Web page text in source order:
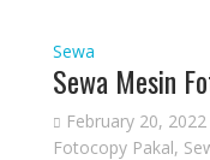
Sewa
Sewa Mesin
February 20, 2022
Fotocopy Pakal,